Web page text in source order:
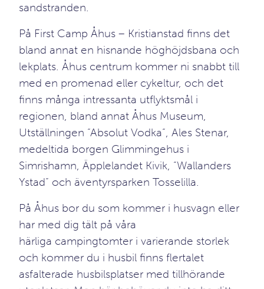
sandstranden.
På First Camp Åhus – Kristianstad finns det
bland annat en hisnande höghöjdsbana och
lekplats. Åhus centrum kommer ni snabbt till
med en promenad eller cykeltur, och det
finns många intressanta utflyktsmål i
regionen, bland annat Åhus Museum,
Utställningen “Absolut Vodka“, Ales Stenar,
medeltida borgen Glimmingehus i
Simrishamn, Äpplelandet Kivik, “Wallanders
Ystad“ och äventyrsparken Tosselilla.
På Åhus bor du som kommer i husvagn eller
har med dig tält på våra
härliga campingtomter i varierande storlek
och kommer du i husbil finns flertalet
asfalterade husbilsplatser med tillhörande